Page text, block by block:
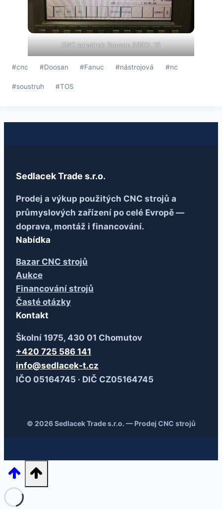
CNC soustruh Doosan S390L 15
Štítky
#cnc #Doosan #Fanuc #nástrojová #nc
#soustruh #TOS
Sedlacek Trade s.r.o.
Prodej a výkup použitých CNC strojů a
průmyslových zařízení po celé Evropě —
doprava, montáž i financování.
Nabídka
Bazar CNC strojů
Aukce
Financování strojů
Časté otázky
Kontakt
Školní 1975, 430 01 Chomutov
+420 725 586 141
info@sedlacek-t.cz
IČO 05164745 · DIČ CZ05164745
© 2026 Sedlacek Trade s.r.o. — Prodej CNC strojů